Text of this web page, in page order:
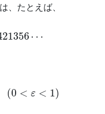
、たとえば、